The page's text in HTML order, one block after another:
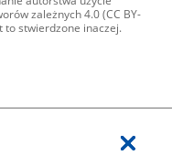
zależnych 4.0 (CC BY-
to stwierdzone inaczej.